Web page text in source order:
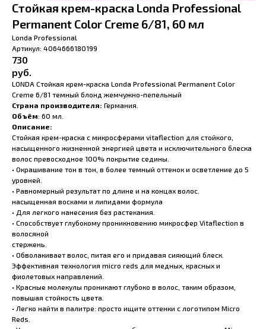
Стойкая крем-краска Londa Professional
Permanent Color Creme 6/81, 60 мл
Londa Professional
Артикул: 4064666180199
730
руб.
LONDA Стойкая крем-краска Londa Professional Permanent Color
Creme 6/81 темный блонд жемчужно-пепельный
Страна производителя: Германия.
Объём: 60 мл.
Описание:
Стойкая крем-краска с микросферами vitaflection для стойкого,
насыщенного жизненной энергией цвета и исключительного блеска
волос превосходное 100% покрытие седины.
• Окрашивание тон в тон, в более темный оттенок и осветление до 5
уровней.
• Равномерный результат по длине и на концах волос.
насыщенная восками и липидами формула
• Для легкого нанесения без растекания.
• Способствует глубокому проникновению микросфер Vitaflection в
волосяной
стержень.
• Обволакивает волос, питая его и придавая сияющий блеск.
Эффективная технология micro reds для медных, красных и
фиолетовых направлений.
• Красные молекулы проникают глубоко в волос, таким образом,
повышая стойкость цвета.
• Легко найти в палитре: просто ищите оттенки с логотипом Micro
Reds.